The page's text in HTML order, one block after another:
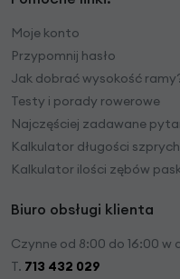
Moje konto
Przypomnij hasło
Jak dobrać wysokość
Testy i porady rowerowe
Najczęściej zadawane
Kalkulator długości szprych
Kalkulator ilości zębów
Biuro obsługi klienta
Czynne od 8:00 do 16:00 w
T. 713 432 029